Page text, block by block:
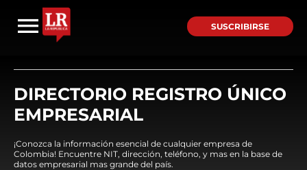
SUSCRIBIRSE
DIRECTORIO REGISTRO ÚNICO
EMPRESARIAL
¡Conozca la información esencial de cualquier empresa de
Colombia! Encuentre NIT, dirección, teléfono, y mas en la base de
datos empresarial mas grande del país.